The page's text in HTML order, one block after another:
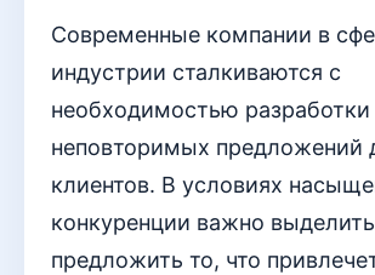
Современные компании в
индустрии сталкиваются с
необходимостью разработки
неповторимых предложений
клиентов. В условиях
конкуренции важно
предложить то, что